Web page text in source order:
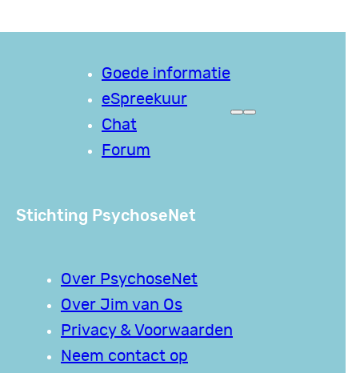
Goede informatie
eSpreekuur
Chat
Forum
Stichting PsychoseNet
Over PsychoseNet
Over Jim van Os
Privacy & Voorwaarden
Neem contact op